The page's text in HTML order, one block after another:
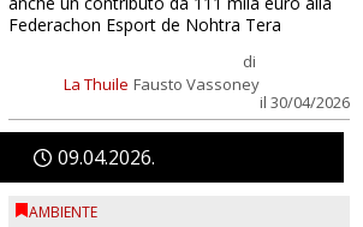
La Thuile
di
Fausto Vassoney
il 30/04/2026
Federachon Esport de Nohtra Tera
0904 2026
AMBIENTE